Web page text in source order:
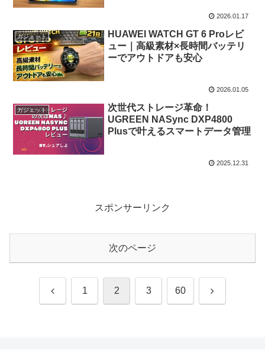
2026.01.17
ガジェット
HUAWEI WATCH GT 6 Proレビ
ュー｜高級素材×長時間バッテリ
ーでアウトドアも安心
2026.01.05
ガジェット
次世代ストレージ革命！
UGREEN NASync DXP4800
Plusで叶えるスマートデータ管理
2025.12.31
スポンサーリンク
次のページ
前 1 2 3 60 次